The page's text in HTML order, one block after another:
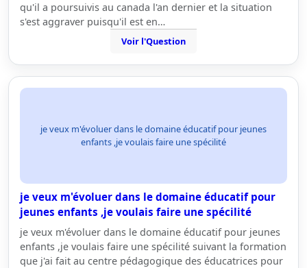
qu'il a poursuivis au canada l'an dernier et la situation
s'est aggraver puisqu'il est en…
Voir l'Question
je veux m'évoluer dans le domaine éducatif pour jeunes
enfants ,je voulais faire une spécilité
je veux m'évoluer dans le domaine éducatif pour
jeunes enfants ,je voulais faire une spécilité
je veux m'évoluer dans le domaine éducatif pour jeunes
enfants ,je voulais faire une spécilité suivant la formation
que j'ai fait au centre pédagogique des éducatrices pour